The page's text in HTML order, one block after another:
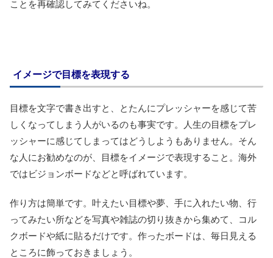
ことを再確認してみてくださいね。
イメージで目標を表現する
目標を文字で書き出すと、とたんにプレッシャーを感じて苦
しくなってしまう人がいるのも事実です。人生の目標をプレ
ッシャーに感じてしまってはどうしようもありません。そん
な人にお勧めなのが、目標をイメージで表現すること。海外
ではビジョンボードなどと呼ばれています。
作り方は簡単です。叶えたい目標や夢、手に入れたい物、行
ってみたい所などを写真や雑誌の切り抜きから集めて、コル
クボードや紙に貼るだけです。作ったボードは、毎日見える
ところに飾っておきましょう。